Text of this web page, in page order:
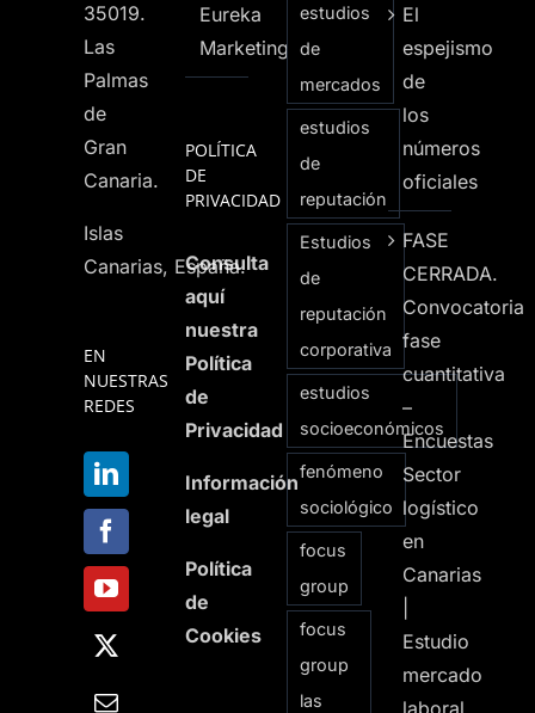
35019.
Las
Palmas
de
Gran
Canaria.
Islas
Canarias, España.
EN
NUESTRAS
REDES
Eureka
Marketing
POLÍTICA
DE
PRIVACIDAD
Consulta
aquí
nuestra
Política
de
Privacidad
Información
legal
Política
de
Cookies
estudios
de
mercados
estudios
de
reputación
Estudios
de
reputación
corporativa
estudios
socioeconómicos
fenómeno
sociológico
focus
group
focus
group
las
El
espejismo
de
los
números
oficiales
FASE
CERRADA.
Convocatoria
fase
cuantitativa
–
Encuestas
Sector
logístico
en
Canarias
Estudio
mercado
laboral